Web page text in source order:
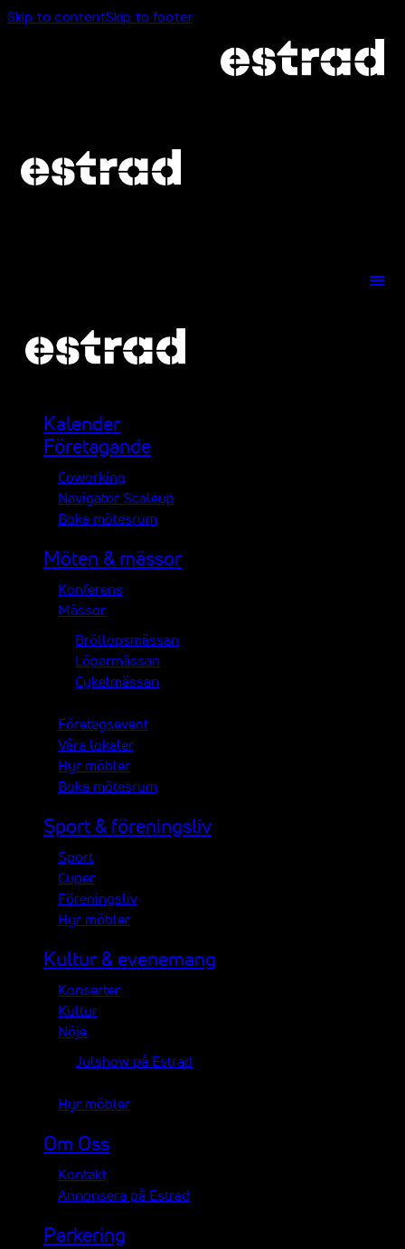
Skip to contentSkip to footer
Kalender
Företagande
Coworking
Navigator Scaleup
Boka mötesrum
Möten & mässor
Konferens
Mässor
Bröllopsmässan
Löparmässan
Cykelmässan
Företagsevent
Våra lokaler
Hyr möbler
Boka mötesrum
Sport & föreningsliv
Sport
Cuper
Föreningsliv
Hyr möbler
Kultur & evenemang
Konserter
Kultur
Nöje
Julshow på Estrad
Hyr möbler
Om Oss
Kontakt
Annonsera på Estrad
Parkering